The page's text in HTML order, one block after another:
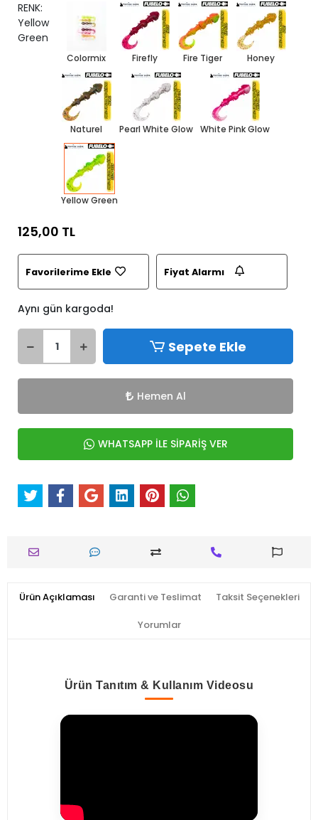
RENK:
Yellow
Green
Colormix Firefly Fire Tiger Honey
Naturel Pearl White Glow White Pink Glow
Yellow Green
125,00 TL
Favorilerime Ekle Fiyat Alarmı
Aynı gün kargoda!
Sepete Ekle
Hemen Al
WHATSAPP İLE SİPARİŞ VER
Ürün Açıklaması Garanti ve Teslimat Taksit Seçenekleri
Yorumlar
Ürün Tanıtım & Kullanım Videosu